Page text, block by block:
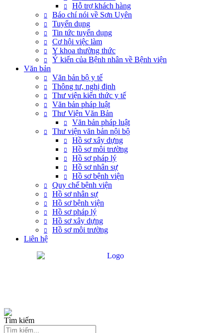
Hỗ trợ khách hàng
Báo chí nói về Sơn Uyên
Tuyển dụng
Tin tức tuyển dụng
Cơ hội việc làm
Y khoa thường thức
Ý kiến của Bệnh nhân về Bệnh viện
Văn bản
Văn bản bộ y tế
Thông tư, nghị định
Thư viện kiến thức y tế
Văn bản pháp luật
Thư Viện Văn Bản
Văn bản pháp luật
Thư viện văn bản nội bộ
Hồ sơ xây dựng
Hồ sơ môi trường
Hồ sơ pháp lý
Hồ sơ nhân sự
Hồ sơ bệnh viện
Quy chế bệnh viện
Hồ sơ nhân sự
Hồ sơ bệnh viện
Hồ sơ pháp lý
Hồ sơ xây dựng
Hồ sơ môi trường
Liên hệ
Tìm kiếm